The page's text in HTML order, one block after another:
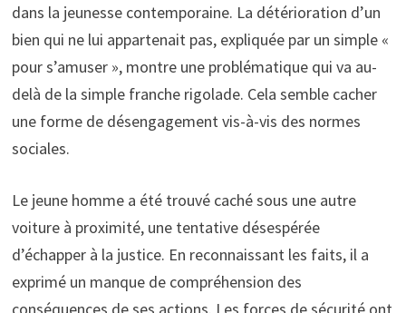
dans la jeunesse contemporaine. La détérioration d’un
bien qui ne lui appartenait pas, expliquée par un simple «
pour s’amuser », montre une problématique qui va au-
delà de la simple franche rigolade. Cela semble cacher
une forme de désengagement vis-à-vis des normes
sociales.
Le jeune homme a été trouvé caché sous une autre
voiture à proximité, une tentative désespérée
d’échapper à la justice. En reconnaissant les faits, il a
exprimé un manque de compréhension des